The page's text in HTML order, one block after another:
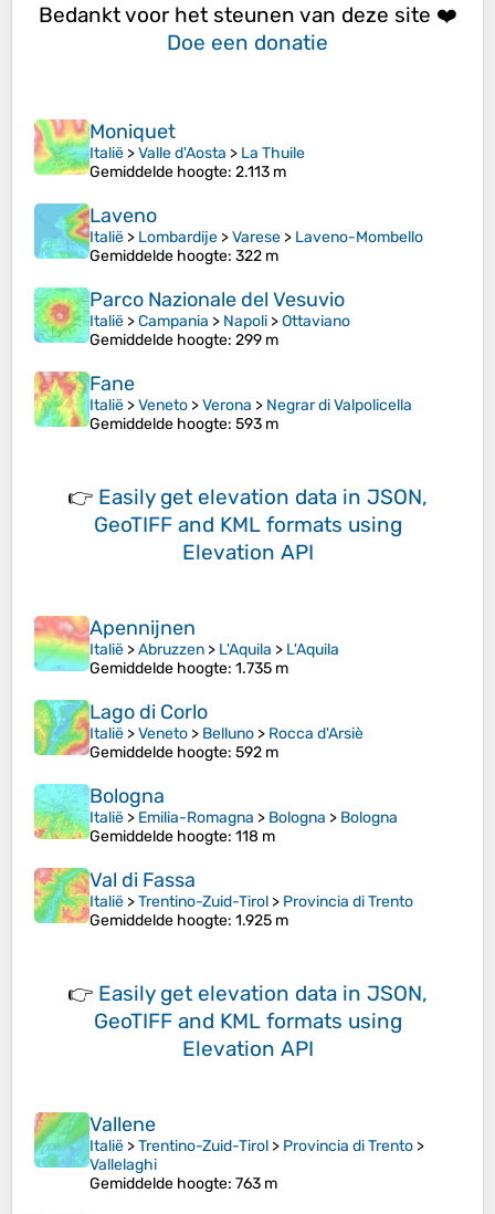
Bedankt voor het steunen van deze site ❤️
Doe een donatie
Moniquet
Italië >Valle d'Aosta > La Thuile
Gemiddelde hoogte: 2.113 m
Laveno
Italië > Lombardije >Varese > Laveno-Mombello
Gemiddelde hoogte: 322 m
Parco Nazionale del Vesuvio
Italië >Campania > Napoli >Ottaviano
Gemiddelde hoogte: 299 m
Fane
Italië >Veneto >Verona > Negrar di Valpolicella
Gemiddelde hoogte: 593 m
👉 Easily get elevation data in JSON,
GeoTIFF and KML formats using
Elevation API
Apennijnen
Italië >Abruzzen > L'Aquila > L'Aquila
Gemiddelde hoogte: 1.735 m
Lago di Corlo
Italië >Veneto > Belluno > Rocca d'Arsiè
Gemiddelde hoogte: 592 m
Bologna
Italië > Emilia-Romagna > Bologna > Bologna
Gemiddelde hoogte: 118 m
Val di Fassa
Italië >Trentino-Zuid-Tirol > Provincia di Trento
Gemiddelde hoogte: 1.925 m
👉 Easily get elevation data in JSON,
GeoTIFF and KML formats using
Elevation API
Vallene
Italië >Trentino-Zuid-Tirol > Provincia di Trento >
Vallelaghi
Gemiddelde hoogte: 763 m